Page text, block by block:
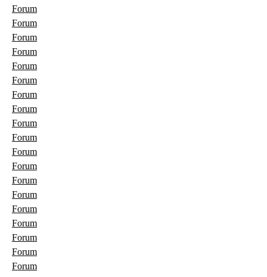
Forum
Forum
Forum
Forum
Forum
Forum
Forum
Forum
Forum
Forum
Forum
Forum
Forum
Forum
Forum
Forum
Forum
Forum
Forum